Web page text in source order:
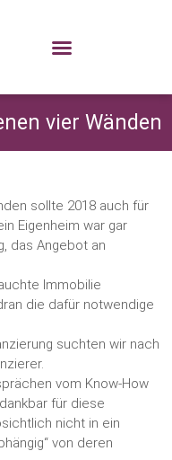
vier Wänden
sollte 2018 auch für
Eigenheim war gar
das Angebot an
Immobilie
die dafür notwendige
suchten wir nach
vom Know-How
für diese
nicht in ein
von deren